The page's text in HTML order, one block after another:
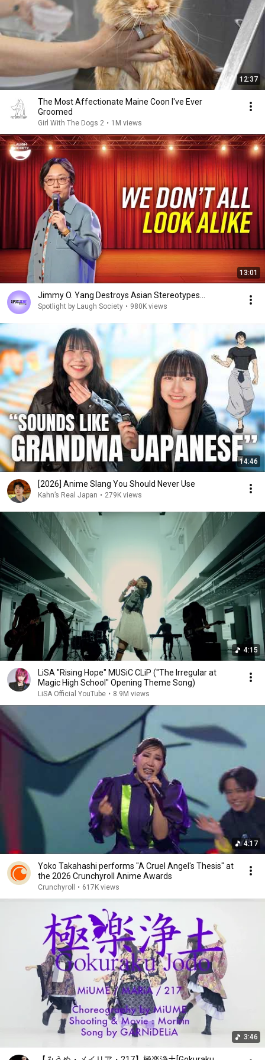
12:37
The Most Affectionate Maine Coon I've Ever
Groomed
Girl With The Dogs 2 • 1M views
13:01
Jimmy O. Yang Destroys Asian Stereotypes...
Spotlight by Laugh Society • 980K views
14:46
[2026] Anime Slang You Should Never Use
Kahn’s Real Japan • 279K views
4:15
LiSA "Rising Hope" MUSiC CLiP ("The Irregular at
Magic High School" Opening Theme Song)
LiSA Official YouTube • 8.9M views
4:17
Yoko Takahashi performs "A Cruel Angel's Thesis" at
the 2026 Crunchyroll Anime Awards
Crunchyroll • 617K views
3:46